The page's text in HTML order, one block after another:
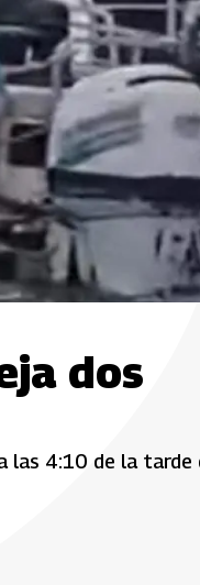
dos
las 4:10 de la tarde